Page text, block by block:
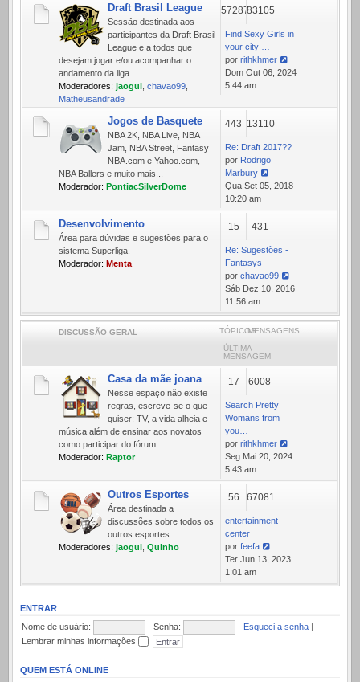
Draft Brasil League
Sessão destinada aos
participantes da Draft Brasil
League e a todos que
desejam jogar e/ou acompanhar o
andamento da liga.
Moderadores: jaogui chavao99
Matheusandrade
5728783105
Find Sexy Girls in
your city …
por rithkhmer
Ver
última
Dom Out 06, 2024
5:44 am
Jogos de Basquete
NBA 2K, NBA Live, NBA
Jam, NBA Street, Fantasy
NBA.com e Yahoo.com,
NBA Ballers e muito mais...
Moderador: PontiacSilverDome
443 13110
Re: Draft 2017??
por Rodrigo
Marbury
Ver
última
mensagem
Qua Set 05, 2018
10:20 am
Desenvolvimento
Área para dúvidas e sugestões para o
sistema Superliga.
Moderador: Menta
15 431
Re: Sugestões -
Fantasys
por chavao99
Ver
última
mensagem
Sáb Dez 10, 2016
11:56 am
DISCUSSÃO GERAL TÓPICOSMENSAGENS
ÚLTIMA
MENSAGEM
Casa da mãe joana
Nesse espaço não existe
regras, escreve-se o que
quiser: TV, a vida alheia e
música além de ensinar aos novatos
como participar do fórum.
Moderador: Raptor
17 6008
Search Pretty
Womans from
you…
por rithkhmer
Ver
última
mensagem
Seg Mai 20, 2024
5:43 am
Outros Esportes
Área destinada a
discussões sobre todos os
outros esportes.
Moderadores: jaogui Quinho
56 67081
entertainment
center
por feefa
Ver
última
mensagem
Ter Jun 13, 2023
1:01 am
ENTRAR
Nome de usuário:
Senha: Esqueci a senha |
Lembrar minhas informações
QUEM ESTÁ ONLINE